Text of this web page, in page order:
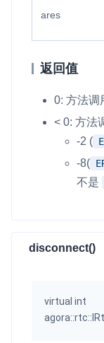
低代码集成
ares
返回值
0: 方法调
< 0: 方法
-2 (
-8(
不是
disconnect()
virtual int